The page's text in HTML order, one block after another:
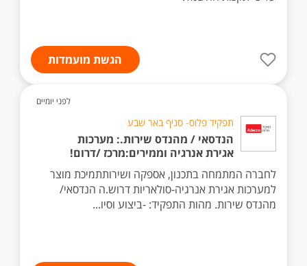
הגשת מועמדות
לפני יומיים
תפקיד פלוס- סניף באר שבע
הנדסאי / מהנדס שירות.: מערכות
אגירת אנרגיה וממירים:מרכז /דרום!
לחברה המתמחה בתכנון, אספקה ושירותתמיכת מוצר
למערכות אגירת אנרגיה-סולאריות דרוש.ה הנדסאי/
מהנדס שירות. מהות התפקיד: -ביצוע וסיו...